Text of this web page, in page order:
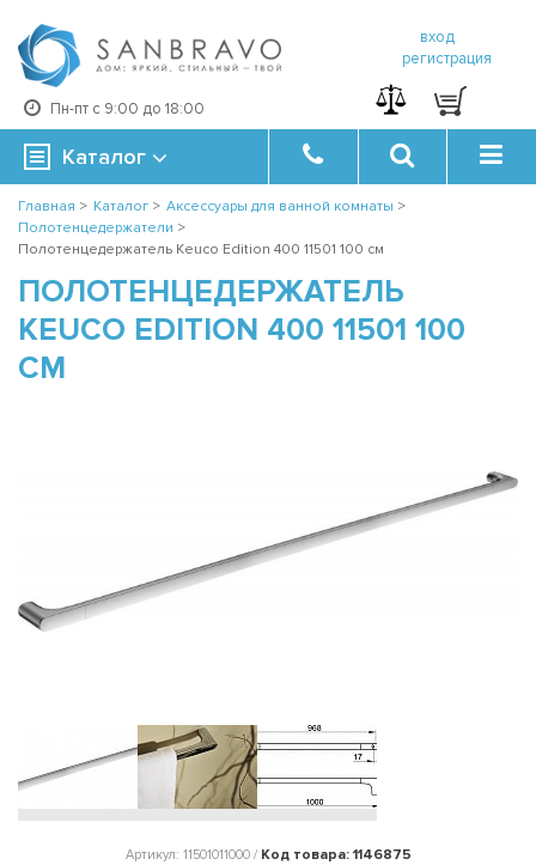
Пн-пт с 9:00 до 18:00
вход
регистрация
Каталог
Главная > Каталог > Аксессуары для ванной комнаты >
Полотенцедержатели >
Полотенцедержатель Keuco Edition 400 11501 100 см
ПОЛОТЕНЦЕДЕРЖАТЕЛЬ
KEUCO EDITION 400 11501 100
СМ
Артикул: 11501011000 / Код товара: 1146875